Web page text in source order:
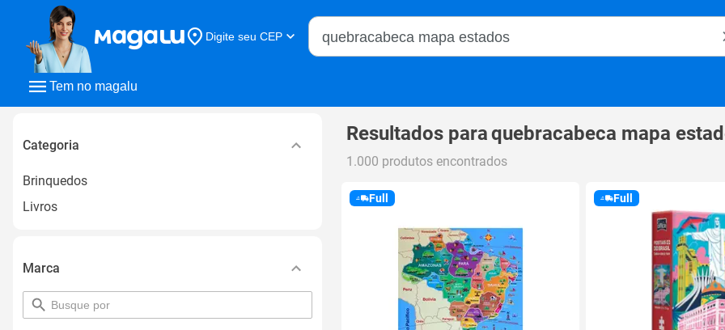
Tem no magalu
Digite seu CEP
Buscar no Magalu
Categoria
Brinquedos
Livros
Marca
pesquisar
por
Resultados paraquebracabeca mapa
1.000 produtos encontrados
Full Full